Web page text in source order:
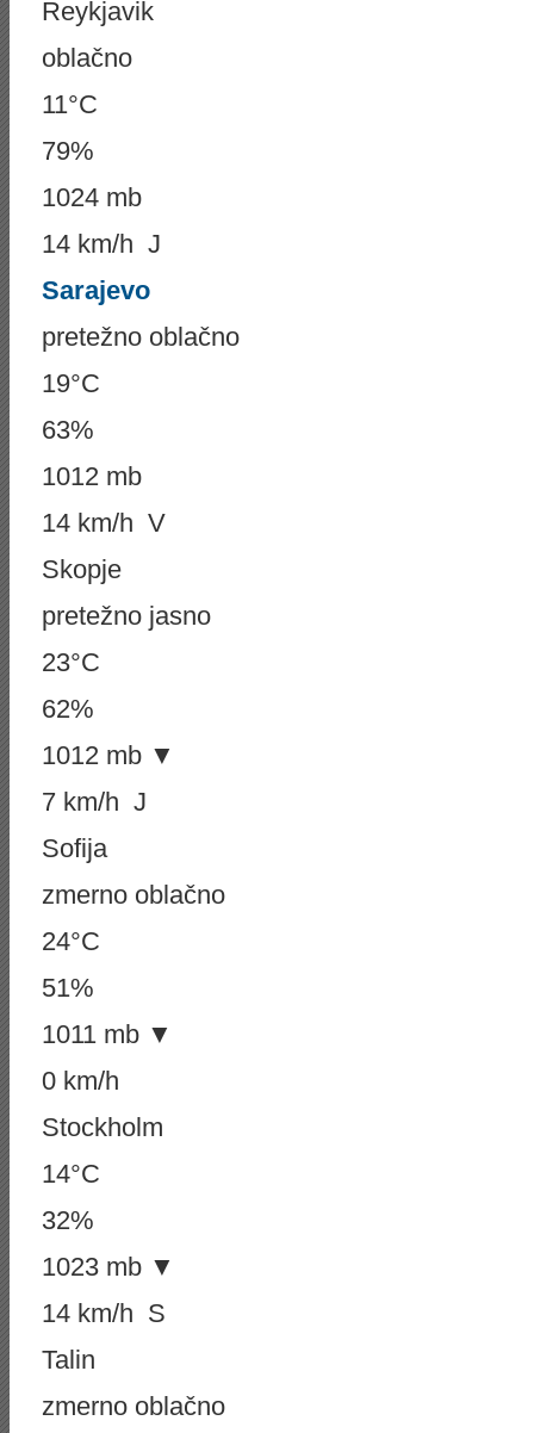
Reykjavik
oblačno
11°C
79%
1024 mb
14 km/h J
Sarajevo
pretežno oblačno
19°C
63%
1012 mb
14 km/h V
Skopje
pretežno jasno
23°C
62%
1012 mb ▼
7 km/h J
Sofija
zmerno oblačno
24°C
51%
1011 mb ▼
0 km/h
Stockholm
14°C
32%
1023 mb ▼
14 km/h S
Talin
zmerno oblačno